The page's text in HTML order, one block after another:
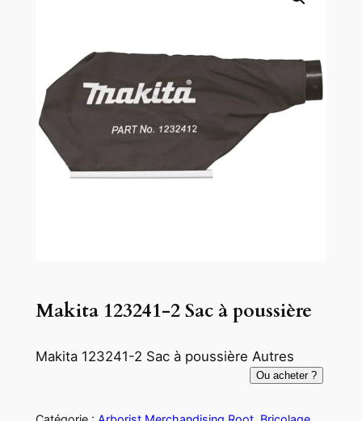
Makita 123241-2 Sac à poussière
Makita 123241-2 Sac à poussière Autres
Ou acheter ?